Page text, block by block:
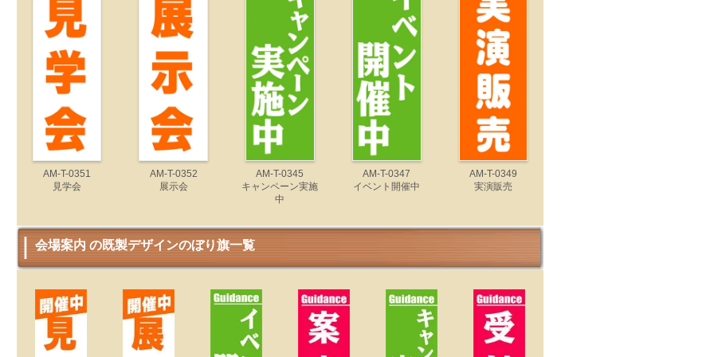
AM-T-0351
見学会
AM-T-0352
展示会
AM-T-0345
キャンペーン実施
中
AM-T-0347
イベント開催中
AM-T-0349
実演販売
会場案内 の既製デザインのぼり旗一覧